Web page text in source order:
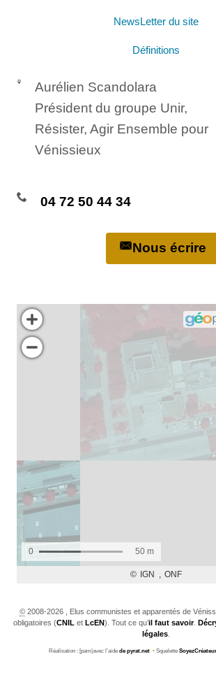
NewsLetter du site
Définitions
Aurélien Scandolara
Président du groupe Unir,
Résister, Agir Ensemble pour
Vénissieux
04 72 50 44 34
Nous écrire
©2008-2026 , Elus communistes et apparentés de
obligatoires (CNIL et LcEN). Tout ce qu’il faut savoir.
légales
Réalisation : [pam|avec l’aide de pyrat.net • Squelette